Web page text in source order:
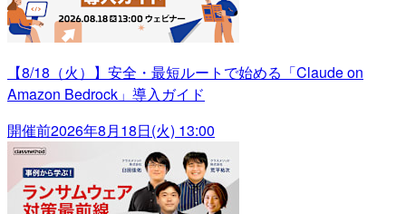
【8/18（火）】安全・最短ルートで始める「Claude on
Amazon Bedrock」導入ガイド
開催前2026年8月18日(火) 13:00